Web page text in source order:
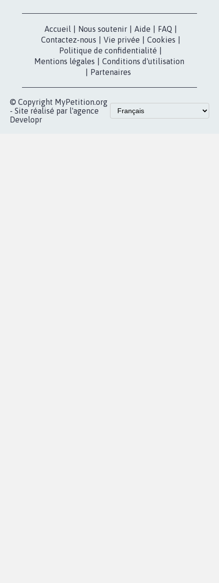
Accueil Nous soutenir Aide FAQ
Contactez-nous
Vie privée Cookies
Politique de confidentialité
Mentions légales
Conditions d'utilisation
Partenaires
© Copyright MyPetition.org
- Site réalisé par l'agence
Developr